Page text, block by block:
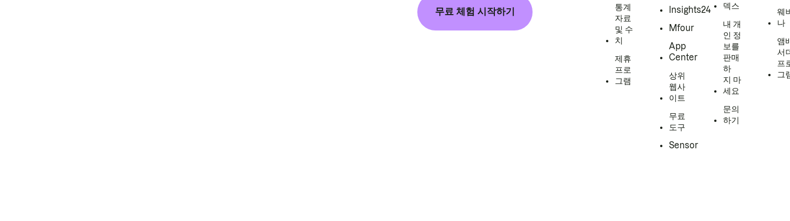
무료 체험 시작하기
통계
자료
및 수
치
제휴
프로
그램
Insights24
Mfour
App
Center
상위
웹사
이트
무료
도구
Sensor
덱스
내 개
인 정
보를
판매
하
지 마
세요
문의
하기
웨
나
앰
서
프
그